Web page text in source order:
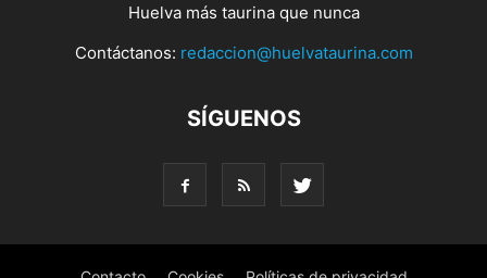
Huelva más taurina que nunca
Contáctanos: redaccion@huelvataurina.com
SÍGUENOS